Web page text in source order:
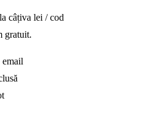
câțiva lei / cod
gratuit.